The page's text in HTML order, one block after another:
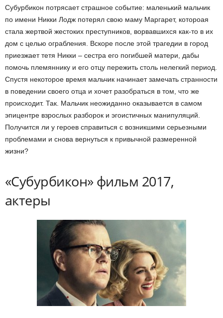
Субурбикон потрясает страшное событие: маленький мальчик
по имени Никки Лодж потерял свою маму Маргарет, котороая
стала жертвой жестоких преступников, ворвавшихся как-то в их
дом с целью ограбления. Вскоре после этой трагедии в город
приезжает тетя Никки – сестра его погибшей матери, дабы
помочь племяннику и его отцу пережить столь нелегкий период.
Спустя некоторое время мальчик начинает замечать странности
в поведении своего отца и хочет разобраться в том, что же
происходит. Так. Мальчик неожиданно оказывается в самом
эпицентре взрослых разборок и эгоистичных манипуляций.
Получится ли у героев справиться с возникшими серьезными
проблемами и снова вернуться к привычной размеренной
жизни?
«Субурбикон» фильм 2017,
актеры